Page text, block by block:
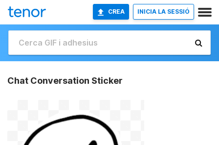
CREA INICIA LA SESSIÓ
Chat Conversation Sticker